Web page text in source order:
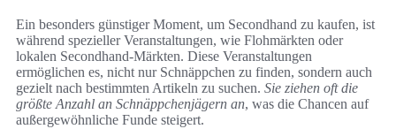
Ein besonders günstiger Moment, um Secondhand zu kaufen, ist
während spezieller Veranstaltungen, wie Flohmärkten oder
lokalen Secondhand-Märkten. Diese Veranstaltungen
ermöglichen es, nicht nur Schnäppchen zu finden, sondern auch
gezielt nach bestimmten Artikeln zu suchen. Sie ziehen oft die
größte Anzahl an Schnäppchenjägern an, was die Chancen auf
außergewöhnliche Funde steigert.